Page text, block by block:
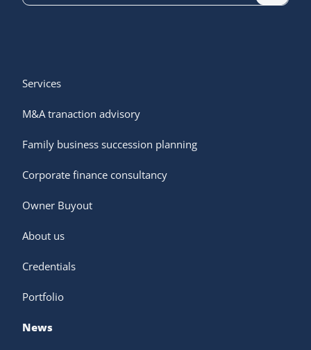
Services
M&A tranaction advisory
Family business succession planning
Corporate finance consultancy
Owner Buyout
About us
Credentials
Portfolio
News